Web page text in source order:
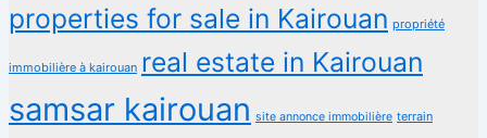
properties for sale in Kairouan propriété
immobilière à kairouan real estate in Kairouan
samsar kairouan site annonce immobilière terrain